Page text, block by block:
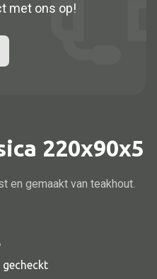
met ons op!
220x90x5
en gemaakt van teakhout.